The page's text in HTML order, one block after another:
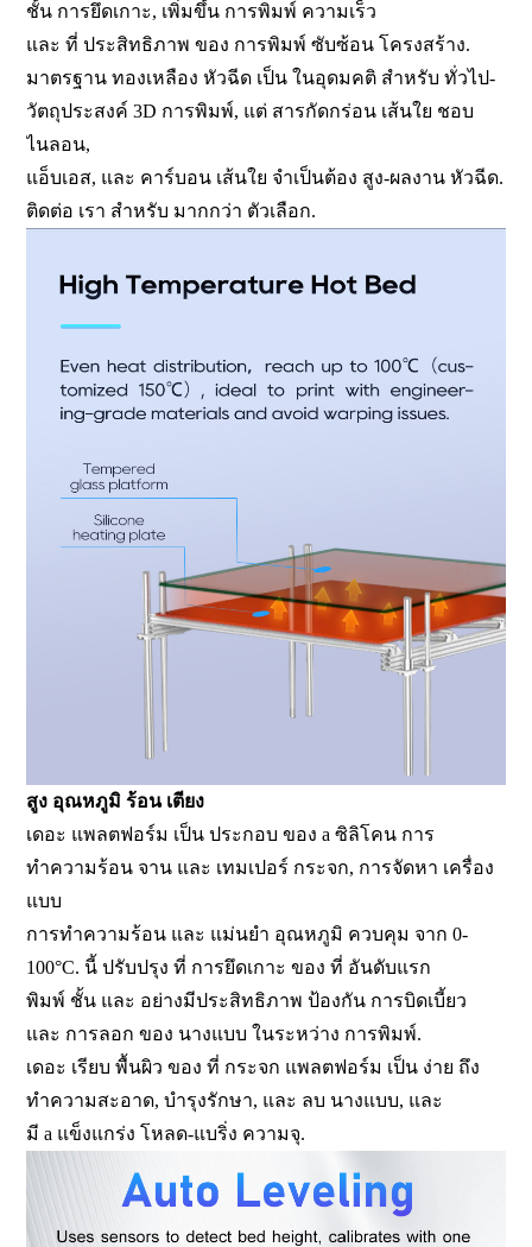
ชั้น การยึดเกาะ, เพิ่มขึ้น การพิมพ์ ความเร็ว
และ ที่ ประสิทธิภาพ ของ การพิมพ์ ซับซ้อน โครงสร้าง.
มาตรฐาน ทองเหลือง หัวฉีด เป็น ในอุดมคติ สำหรับ ทั่วไป-
วัตถุประสงค์ 3D การพิมพ์, แต่ สารกัดกร่อน เส้นใย ชอบ
ไนลอน,
แอ็บเอส, และ คาร์บอน เส้นใย จำเป็นต้อง สูง-ผลงาน หัวฉีด.
ติดต่อ เรา สำหรับ มากกว่า ตัวเลือก.
สูง อุณหภูมิ ร้อน เตียง
เดอะ แพลตฟอร์ม เป็น ประกอบ ของ a ซิลิโคน การ
ทำความร้อน จาน และ เทมเปอร์ กระจก, การจัดหา เครื่อง
แบบ
การทำความร้อน และ แม่นยำ อุณหภูมิ ควบคุม จาก 0-
100°C. นี้ ปรับปรุง ที่ การยึดเกาะ ของ ที่ อันดับแรก
พิมพ์ ชั้น และ อย่างมีประสิทธิภาพ ป้องกัน การบิดเบี้ยว
และ การลอก ของ นางแบบ ในระหว่าง การพิมพ์.
เดอะ เรียบ พื้นผิว ของ ที่ กระจก แพลตฟอร์ม เป็น ง่าย ถึง
ทำความสะอาด, บำรุงรักษา, และ ลบ นางแบบ, และ
มี a แข็งแกร่ง โหลด-แบริ่ง ความจุ.